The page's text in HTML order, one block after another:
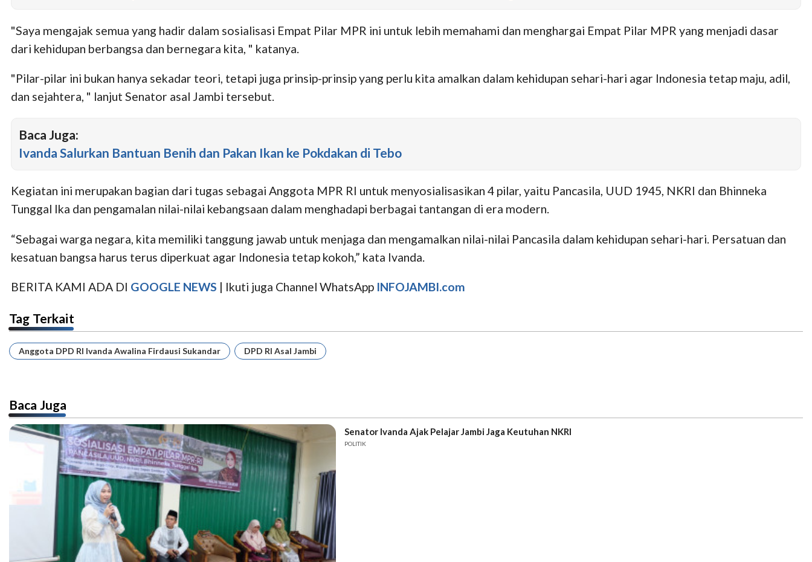
"Saya mengajak semua yang hadir dalam sosialisasi Empat Pilar MPR ini untuk lebih memahami dan menghargai Empat Pilar MPR yang menjadi dasar
dari kehidupan berbangsa dan bernegara kita, " katanya.
"Pilar-pilar ini bukan hanya sekadar teori, tetapi juga prinsip-prinsip yang perlu kita amalkan dalam kehidupan sehari-hari agar Indonesia tetap maju, adil,
dan sejahtera, " lanjut Senator asal Jambi tersebut.
Baca Juga:
Ivanda Salurkan Bantuan Benih dan Pakan Ikan ke Pokdakan di Tebo
Kegiatan ini merupakan bagian dari tugas sebagai Anggota MPR RI untuk menyosialisasikan 4 pilar, yaitu Pancasila, UUD 1945, NKRI dan Bhinneka
Tunggal Ika dan pengamalan nilai-nilai kebangsaan dalam menghadapi berbagai tantangan di era modern.
“Sebagai warga negara, kita memiliki tanggung jawab untuk menjaga dan mengamalkan nilai-nilai Pancasila dalam kehidupan sehari-hari. Persatuan dan
kesatuan bangsa harus terus diperkuat agar Indonesia tetap kokoh,” kata Ivanda.
BERITA KAMI ADA DI GOOGLE NEWS | Ikuti juga Channel WhatsApp INFOJAMBI.com
Tag Terkait
Anggota DPD RI Ivanda Awalina Firdausi Sukandar DPD RI Asal Jambi
Baca Juga
Senator Ivanda Ajak Pelajar Jambi Jaga Keutuhan NKRI
POLITIK